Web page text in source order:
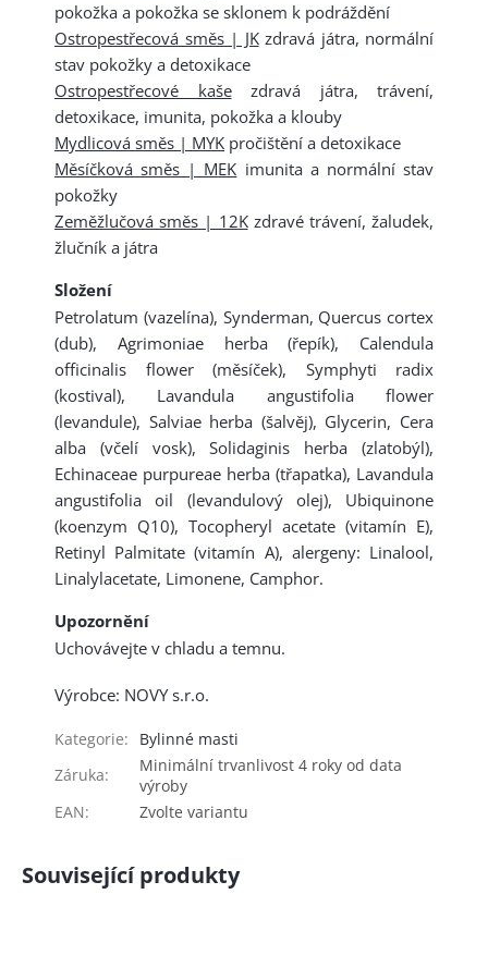
pokožka a pokožka se sklonem k podráždění
Ostropestřecová směs | JKzdravá játra, normální
stav pokožky a detoxikace
Ostropestřecové kašezdravá játra, trávení,
detoxikace, imunita, pokožka a klouby
Mydlicová směs | MYK pročištění a detoxikace
Měsíčková směs | MEK imunita a normální stav
pokožky
Zeměžlučová směs | 12Kzdravé trávení, žaludek,
žlučník a játra
Složení
Petrolatum (vazelína), Synderman, Quercus cortex
(dub), Agrimoniae herba (řepík), Calendula
officinalis flower (měsíček), Symphyti radix
(kostival), Lavandula angustifolia flower
(levandule), Salviae herba (šalvěj), Glycerin, Cera
alba (včelí vosk), Solidaginis herba (zlatobýl),
Echinaceae purpureae herba (třapatka), Lavandula
angustifolia oil (levandulový olej), Ubiquinone
(koenzym Q10), Tocopheryl acetate (vitamín E),
Retinyl Palmitate (vitamín A), alergeny: Linalool,
Linalylacetate, Limonene, Camphor.
Upozornění
Uchovávejte v chladu a temnu.
Výrobce: NOVY s.r.o.
Kategorie:
Bylinné masti
Záruka:
Minimální trvanlivost 4 roky od data
výroby
EAN: Zvolte variantu
Související produkty